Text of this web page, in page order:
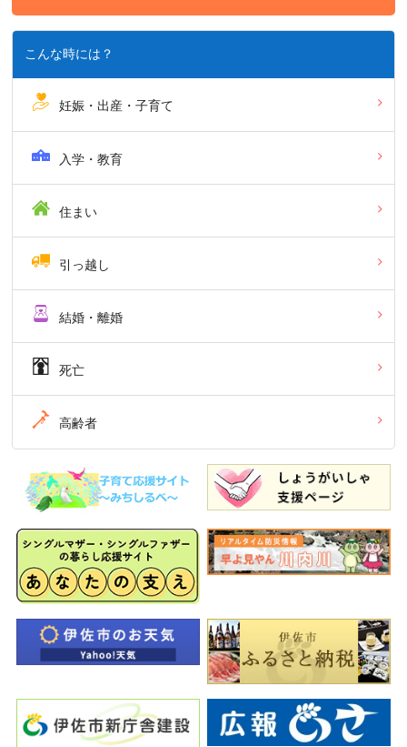
こんな時には？
妊娠・出産・子育て
入学・教育
住まい
引っ越し
結婚・離婚
死亡
高齢者